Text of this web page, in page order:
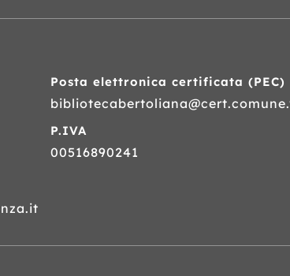
Posta elettronica certificata (PEC)
P.IVA
00516890241